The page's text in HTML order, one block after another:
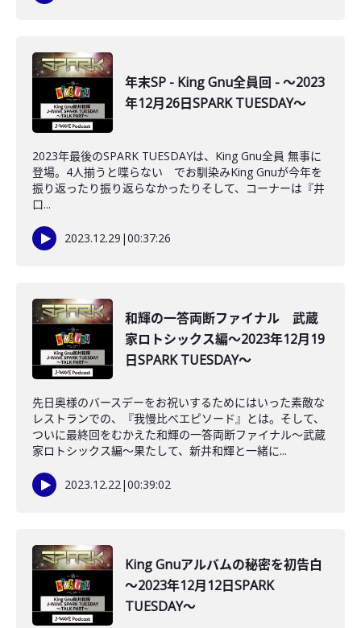
年末SP - King Gnu全員回 - ～2023
年12月26日SPARK TUESDAY～
2023年最後のSPARK TUESDAYは、King Gnu全員 無事に
登場。4人揃うと喋らない でお馴染みKing Gnuが今年を
振り返ったり振り返らなかったりそして、コーナーは『井
口...
2023.12.29 |00:37:26
和輝の一答両断ファイナル 武蔵
家ロトシックス編～2023年12月19
日SPARK TUESDAY～
先日奥様のバースデーをお祝いするためにはいった素敵な
レストランでの、『我慢比べエピソード』とは。そして、
ついに最終回をむかえた和輝の一答両断ファイナル～武蔵
家ロトシックス編～果たして、新井和輝と一緒に...
2023.12.22|00:39:02
King Gnuアルバムの秘密を初告白
～2023年12月12日SPARK
TUESDAY～